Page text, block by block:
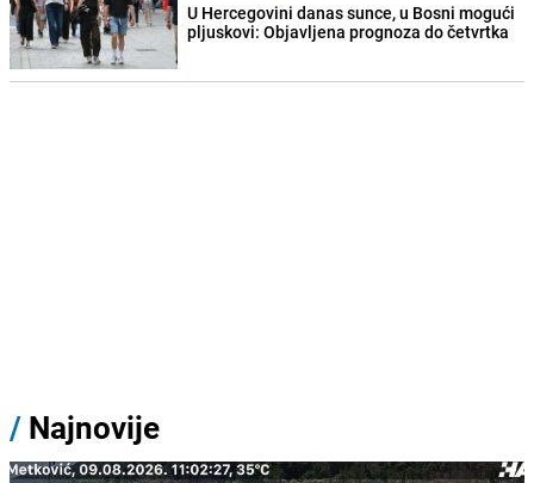
U Hercegovini danas sunce, u Bosni mogući
pljuskovi: Objavljena prognoza do četvrtka
/ Najnovije